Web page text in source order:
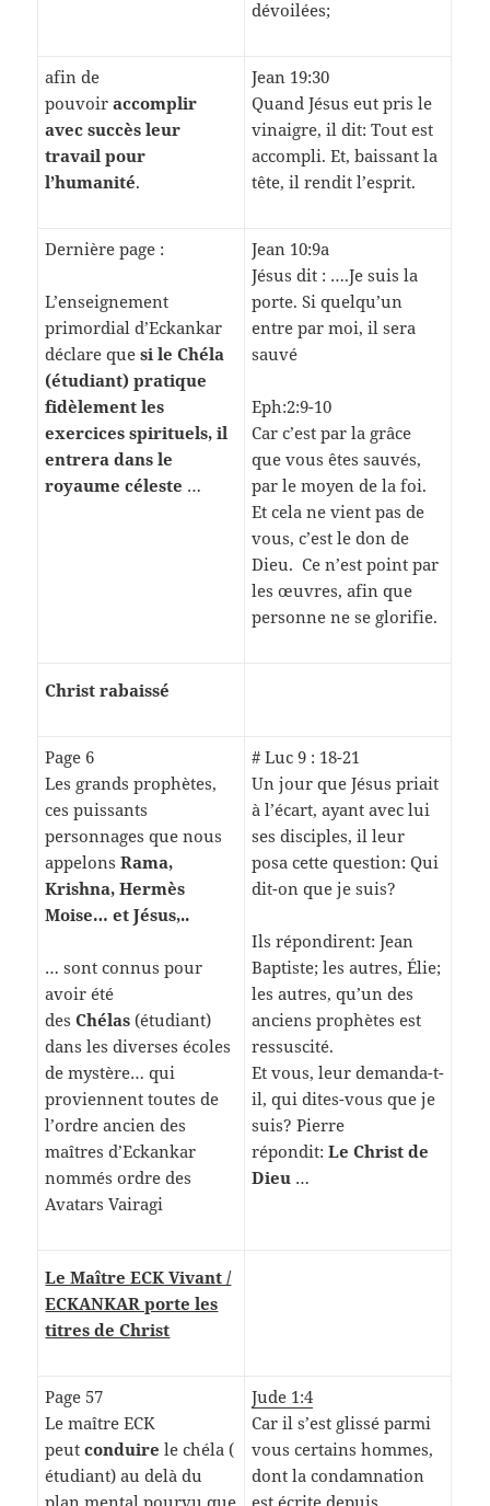
dévoilées;
afin de
pouvoiraccomplir
avec succès leur
travail pour
l’humanité.
Jean 19:30
Quand Jésus eut pris le
vinaigre, il dit: Tout est
accompli. Et, baissant la
tête, il rendit l’esprit.
Dernière page :
L’enseignement
primordial d’Eckankar
déclare quesi le Chéla
(étudiant) pratique
fidèlement les
exercices spirituels, il
entrera dans le
royaume céleste …
Jean 10:9a
Jésus dit : ….Je suis la
porte. Si quelqu’un
entre par moi, il sera
sauvé
Eph:2:9-10
Car c’est par la grâce
que vous êtes sauvés,
par le moyen de la foi.
Et cela ne vient pas de
vous, c’est le don de
Dieu. Ce n’est point par
les œuvres, afin que
personne ne se glorifie.
Christ rabaissé
Page 6
Les grands prophètes,
ces puissants
personnages que nous
appelonsRama,
Krishna, Hermès
Moise… et Jésus,..
… sont connus pour
avoir été
desChélas(étudiant)
dans les diverses écoles
de mystère… qui
proviennent toutes de
l’ordre ancien des
maîtres d’Eckankar
nommés ordre des
Avatars Vairagi
# Luc 9 : 18-21
Un jour que Jésus priait
à l’écart, ayant avec lui
ses disciples, il leur
posa cette question: Qui
dit-on que je suis?
Ils répondirent: Jean
Baptiste; les autres, Élie;
les autres, qu’un des
anciens prophètes est
ressuscité.
Et vous, leur demanda-t-
il, qui dites-vous que je
suis? Pierre
répondit:Le Christ de
Dieu …
Le Maître ECK Vivant /
ECKANKAR porte les
titres de Christ
Page 57
Le maître ECK
peutconduire le chéla (
étudiant) au delà du
Jude 1:4
Car il s’est glissé parmi
vous certains hommes,
dont la condamnation